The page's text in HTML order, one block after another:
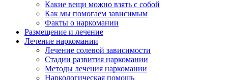
Какие вещи можно взять с собой
Как мы помогаем зависимым
Факты о наркомании
Размещение и лечение
Лечение наркомании
Лечение солевой зависимости
Стадии развития наркомании
Методы лечения наркомании
Наркологическая помощь